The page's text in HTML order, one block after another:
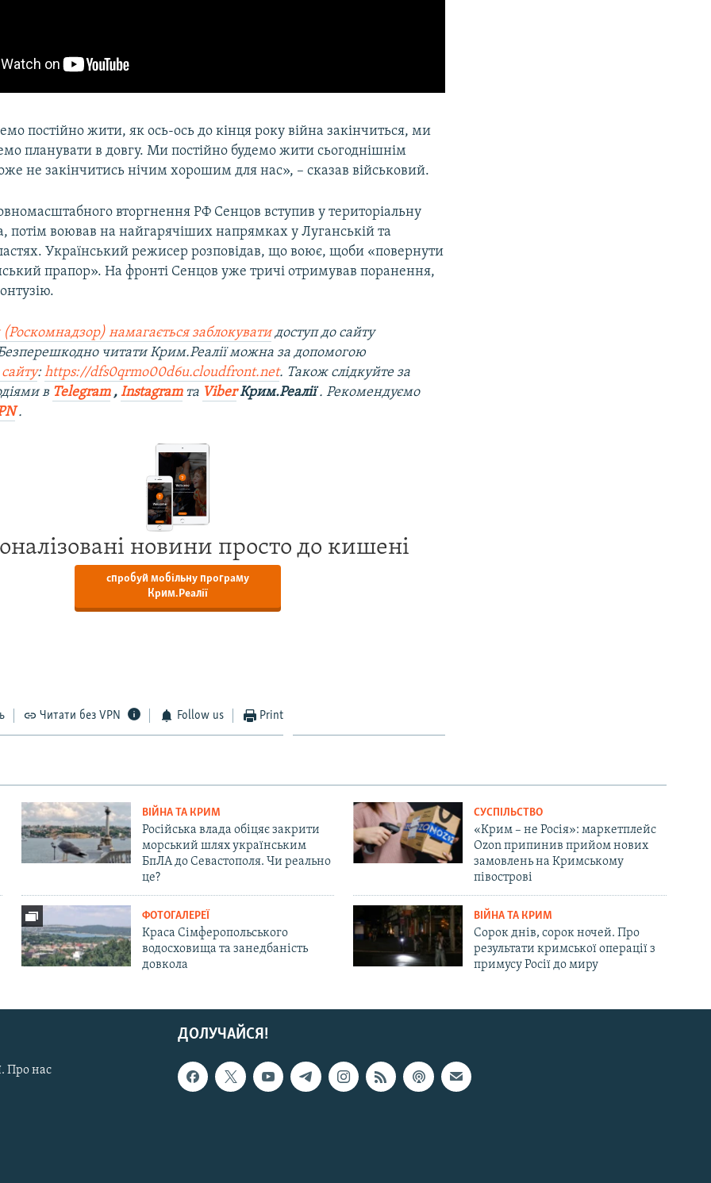
постійно жити, як ось-ось до кінця року війна закінчиться, ми
планувати в довгу. Ми постійно будемо жити сьогоднішнім
не закінчитись нічим хорошим для нас», – сказав військовий.
вторгнення РФ Сенцов вступив у територіальну
потім воював на найгарячіших напрямках у Луганській та
Український режисер розповідав, що воює, щоби «повернути
прапор». На фронті Сенцов уже тричі отримував поранення,
намагається заблокуватидоступ до сайту
читати Крим.Реалії можна за допомогою
:https://dfs0qrmo00d6u.cloudfront.net. Також слідкуйте за
в Telegram,Instagramта ViberКрим.Реалії. Рекомендуємо
.
новини просто до кишені
спробуй мобільну програму
Крим.Реалії
Читати без VPN Follow us Print
ВІЙНА ТА КРИМ
Російська влада обіцяє закрити
морський шлях українським
БпЛА до Севастополя. Чи реально
це?
СУСПІЛЬСТВО
«Крим – не Росія»: маркетплейс
Ozon припинив прийом нових
замовлень на Кримському
півострові
ФОТОГАЛЕРЕЇ
Краса Сімферопольського
водосховища та занедбаність
довкола
ВІЙНА ТА КРИМ
Сорок днів, сорок ночей. Про
результати кримської операції з
примусу Росії до миру
ДОЛУЧАЙСЯ!
Про нас